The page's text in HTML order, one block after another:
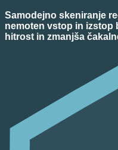
Samodejno skeniranje
nemoten vstop in izstop
hitrost in zmanjša